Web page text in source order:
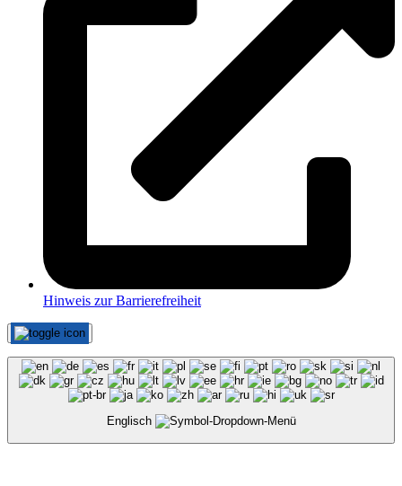
Hinweis zur Barrierefreiheit
Englisch